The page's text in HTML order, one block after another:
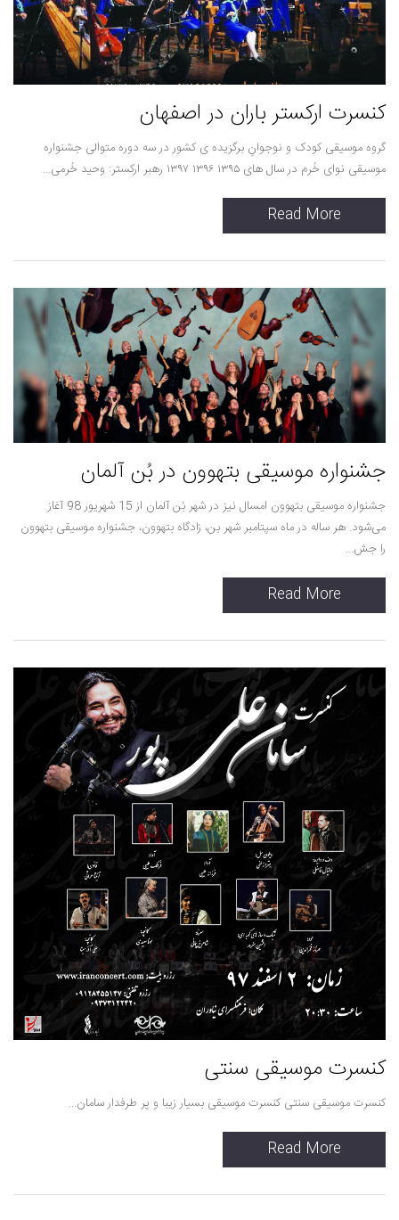
کنسرت ارکستر باران در اصفهان
گروه موسیقی کودک و نوجوانِ برگزیده ی کشور در سه دوره متوالی جشنواره
موسیقی نوای خُرم در سال های ۱۳۹۵ ۱۳۹۶ ۱۳۹۷ رهبر ارکستر: وحید خُرمی...
Read More
جشنواره موسیقی بتهوون در بُن آلمان
جشنواره موسیقی بتهوون امسال نیز در شهر بُن آلمان از 15 شهریور 98 آغاز
می‌شود. هر ساله در ماه سپتامبر شهر بن، زادگاه بتهوون، جشنواره موسیقی بتهوون
را جش...
Read More
کنسرت موسیقی سنتی
کنسرت موسیقی سنتی کنسرت موسیقی بسیار زیبا و پر طرفدار سامان...
Read More